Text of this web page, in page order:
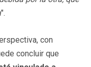
".
con
concluir que